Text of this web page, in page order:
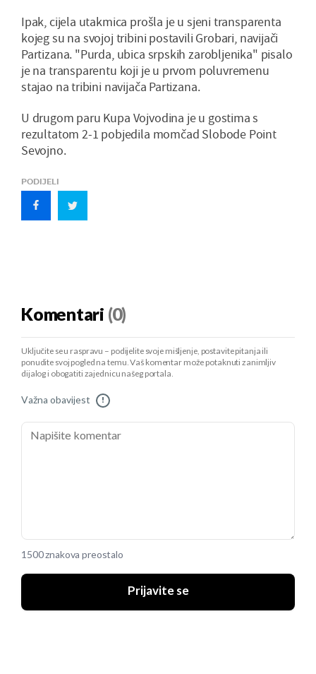
Ipak, cijela utakmica prošla je u sjeni transparenta
kojeg su na svojoj tribini postavili Grobari, navijači
Partizana. "Purda, ubica srpskih zarobljenika" pisalo
je na transparentu koji je u prvom poluvremenu
stajao na tribini navijača Partizana.
U drugom paru Kupa Vojvodina je u gostima s
rezultatom 2-1 pobjedila momčad Slobode Point
Sevojno.
PODIJELI
Komentari (0)
Uključite se u raspravu – podijelite svoje mišljenje, postavite pitanja ili
ponudite svoj pogled na temu. Vaš komentar može potaknuti zanimljiv
dijalog i obogatiti zajednicu našeg portala.
Važna obavijest !
1500 znakova preostalo
Prijavite se